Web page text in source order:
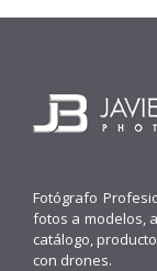
Fotógrafo
fotos a modelos,
catálogo,
con drones.